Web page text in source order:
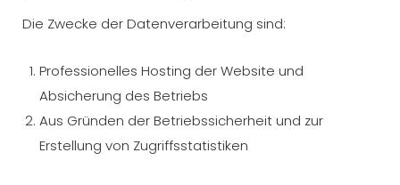
Die Zwecke der Datenverarbeitung sind:
Professionelles Hosting der Website und
Absicherung des Betriebs
Aus Gründen der Betriebssicherheit und zur
Erstellung von Zugriffsstatistiken